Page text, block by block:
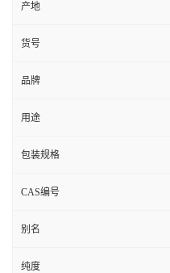
产地
货号
品牌
用途
包装规格
CAS编号
别名
纯度